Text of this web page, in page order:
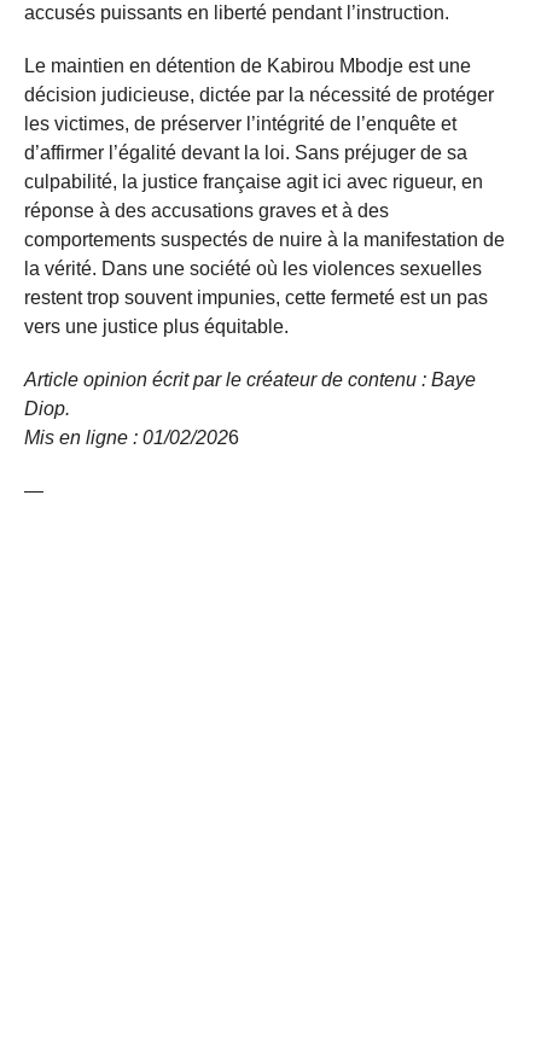
accusés puissants en liberté pendant l’instruction.
Le maintien en détention de Kabirou Mbodje est une
décision judicieuse, dictée par la nécessité de protéger
les victimes, de préserver l’intégrité de l’enquête et
d’affirmer l’égalité devant la loi. Sans préjuger de sa
culpabilité, la justice française agit ici avec rigueur, en
réponse à des accusations graves et à des
comportements suspectés de nuire à la manifestation de
la vérité. Dans une société où les violences sexuelles
restent trop souvent impunies, cette fermeté est un pas
vers une justice plus équitable.
Article opinion écrit par le créateur de contenu : Baye
Diop.
Mis en ligne : 01/02/2026
—